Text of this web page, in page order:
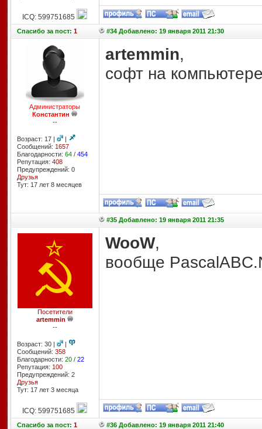
ICQ: 599751685
Спасибоза пост: 1 #34 Добавлено: 19 января 2011 21:30
Администраторы
Константин
--
Возраст: 17 |
|
Сообщений: 1657
Благодарности: 64/ 454
Репутация: 408
Предупреждений: 0
Друзья
Тут: 17 лет 8 месяцев
artemmin,
софт на
#35 Добавлено: 19 января 2011 21:35
Посетители
artemmin
--
Возраст: 30 |
|
Сообщений: 358
Благодарности: 20/ 22
Репутация: 100
Предупреждений: 2
Друзья
Тут: 17 лет 3 месяцa
WooW,
вообще
ICQ: 599751685
Спасибоза пост: 1 #36 Добавлено: 19 января 2011 21:40